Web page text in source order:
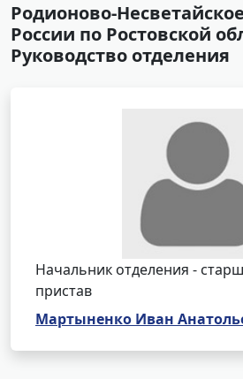
Родионово-
России по Ростовской
Руководство отделения
Начальник отделения -
пристав
Мартыненко Иван